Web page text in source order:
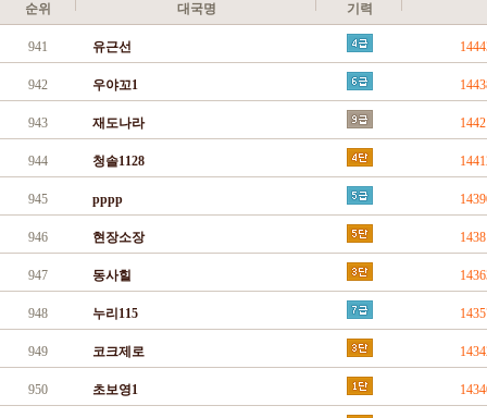
순위 대국명 기력
941 유근선
942 우야꼬1
943 재도나라
944 청솔1128
945 pppp
946 현장소장
947 동사힐
948 누리115
949 코크제로
950 초보영1